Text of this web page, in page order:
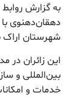
به گزارش
دهقان‌دهنوی
شهرستان اراک
این زائران در
بین‌المللی و
خدمات و